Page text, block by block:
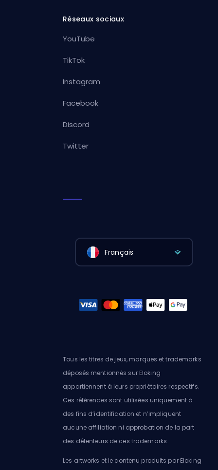
Réseaux sociaux
YouTube
TikTok
Instagram
Facebook
Discord
Twitter
Français
Tous les titres de jeux, marques et trademarks
déposés mentionnés sur Eloking
appartiennent à leurs propriétaires respectifs.
Ces références sont utilisées uniquement à
des fins d’identification et n’impliquent
aucune affiliation ni approbation de la part
des détenteurs de ces trademarks.
Les artworks et le contenu produits par Eloking